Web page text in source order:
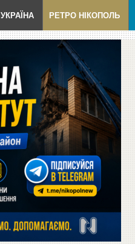
УКРАЇНА РЕТРО НІКОПОЛЬ